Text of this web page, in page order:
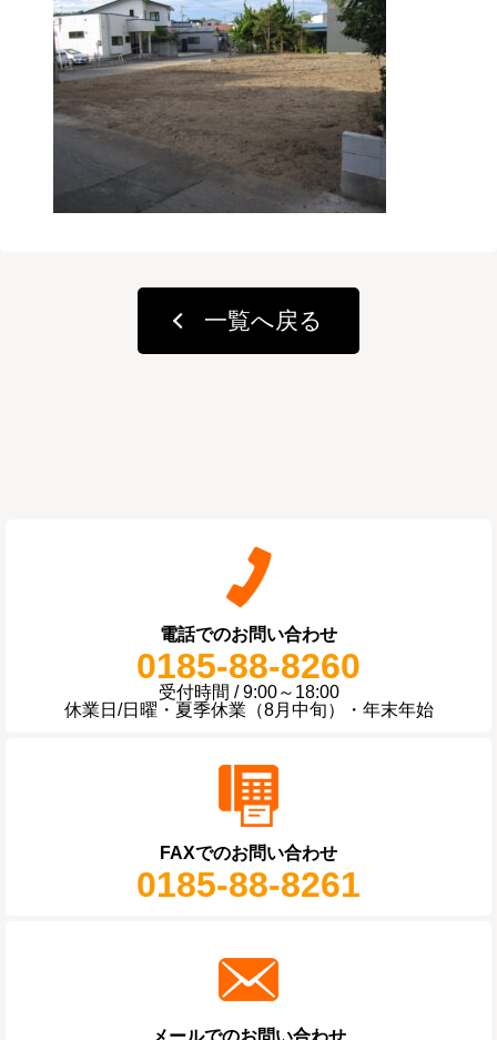
一覧へ戻る
電話でのお問い合わせ
0185-88-8260
受付時間 / 9:00～18:00
休業日/日曜・夏季休業（8月中旬）・年末年始
FAXでのお問い合わせ
0185-88-8261
メールでのお問い合わせ